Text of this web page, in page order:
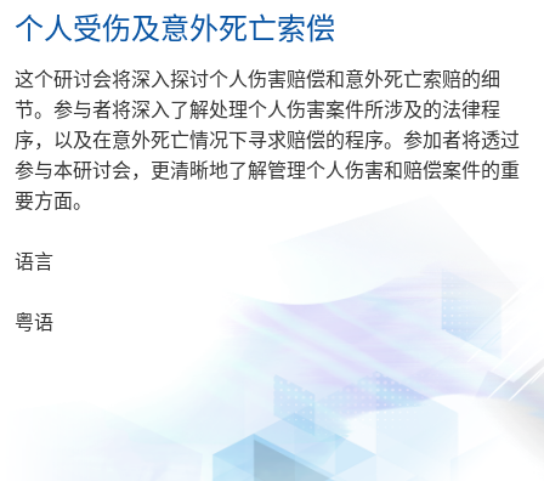
个人受伤及意外死亡索偿
这个研讨会将深入探讨个人伤害赔偿和意外死亡索赔的细
节。参与者将深入了解处理个人伤害案件所涉及的法律程
序，以及在意外死亡情况下寻求赔偿的程序。参加者将透过
参与本研讨会，更清晰地了解管理个人伤害和赔偿案件的重
要方面。
语言
粤语